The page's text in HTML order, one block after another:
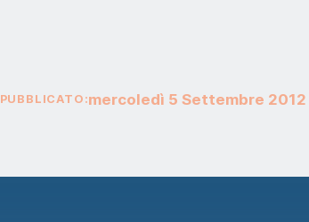
PUBBLICATO:mercoledì 5 Settembre 2012